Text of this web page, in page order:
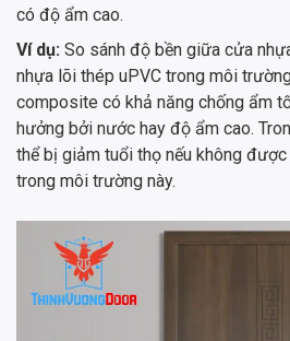
có độ ẩm cao.
Ví dụ: So sánh độ bền giữa cửa
nhựa lõi thép uPVC trong môi
composite có khả năng chống ẩm
hưởng bởi nước hay độ ẩm cao.
thể bị giảm tuổi thọ nếu không
trong môi trường này.